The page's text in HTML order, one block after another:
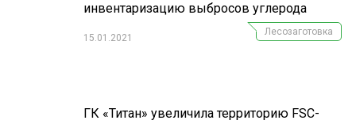
инвентаризацию выбросов углерода
15.01.2021
Лесозаготовка
ГК «Титан» увеличила территорию FSC-